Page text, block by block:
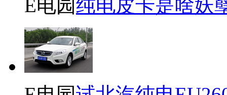
E电园纯电皮卡是啥妖